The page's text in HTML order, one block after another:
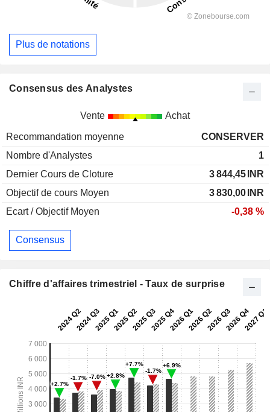
Plus de notations
Consensus des Analystes
Vente Achat
Recommandation moyenne
CONSERVER
Nombre d'Analystes
1
Dernier Cours de Cloture
3 844,45 INR
Objectif de cours Moyen
3 830,00 INR
Ecart / Objectif Moyen
-0,38 %
Consensus
Chiffre d'affaires trimestriel - Taux de surprise